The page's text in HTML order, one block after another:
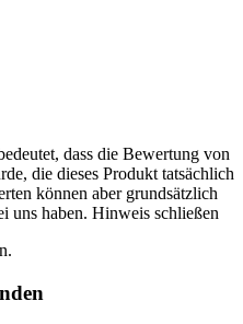
dass die Bewertung von
die dieses Produkt tatsächlich
können aber grundsätzlich
uns haben. Hinweis schließen